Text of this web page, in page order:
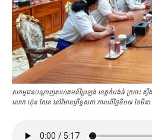
សកម្មជន​បណ្ដាញ​សហគមន៍​ព្រៃឡង់ ខេត្ត​កំពង់ធំ ក្រចេះ ស្ទឹងត្
លោក ហ៊ុន សែន នៅវិមានព្រឹទ្ធសភា កាលពី​ថ្ងៃទី​១៧ ខែ​មី